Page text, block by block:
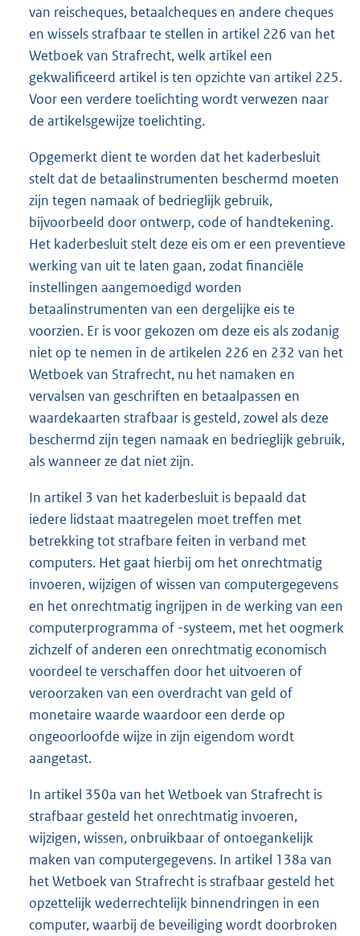
van reischeques, betaalcheques en andere cheques
en wissels strafbaar te stellen in artikel 226 van het
Wetboek van Strafrecht, welk artikel een
gekwalificeerd artikel is ten opzichte van artikel 225.
Voor een verdere toelichting wordt verwezen naar
de artikelsgewijze toelichting.
Opgemerkt dient te worden dat het kaderbesluit
stelt dat de betaalinstrumenten beschermd moeten
zijn tegen namaak of bedrieglijk gebruik,
bijvoorbeeld door ontwerp, code of handtekening.
Het kaderbesluit stelt deze eis om er een preventieve
werking van uit te laten gaan, zodat financiële
instellingen aangemoedigd worden
betaalinstrumenten van een dergelijke eis te
voorzien. Er is voor gekozen om deze eis als zodanig
niet op te nemen in de artikelen 226 en 232 van het
Wetboek van Strafrecht, nu het namaken en
vervalsen van geschriften en betaalpassen en
waardekaarten strafbaar is gesteld, zowel als deze
beschermd zijn tegen namaak en bedrieglijk gebruik,
als wanneer ze dat niet zijn.
In artikel 3 van het kaderbesluit is bepaald dat
iedere lidstaat maatregelen moet treffen met
betrekking tot strafbare feiten in verband met
computers. Het gaat hierbij om het onrechtmatig
invoeren, wijzigen of wissen van computergegevens
en het onrechtmatig ingrijpen in de werking van een
computerprogramma of -systeem, met het oogmerk
zichzelf of anderen een onrechtmatig economisch
voordeel te verschaffen door het uitvoeren of
veroorzaken van een overdracht van geld of
monetaire waarde waardoor een derde op
ongeoorloofde wijze in zijn eigendom wordt
aangetast.
In artikel 350a van het Wetboek van Strafrecht is
strafbaar gesteld het onrechtmatig invoeren,
wijzigen, wissen, onbruikbaar of ontoegankelijk
maken van computergegevens. In artikel 138a van
het Wetboek van Strafrecht is strafbaar gesteld het
opzettelijk wederrechtelijk binnendringen in een
computer, waarbij de beveiliging wordt doorbroken